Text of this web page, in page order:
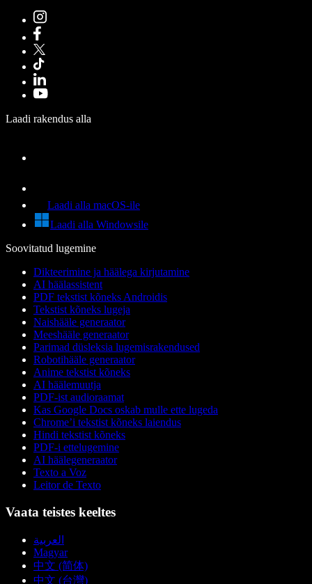
Laadi rakendus alla
Laadi alla macOS-ile
Laadi alla Windowsile
Soovitatud lugemine
Dikteerimine ja häälega kirjutamine
AI häälassistent
PDF tekstist kõneks Androidis
Tekstist kõneks lugeja
Naishääle generaator
Meeshääle generaator
Parimad düsleksia lugemisrakendused
Robotihääle generaator
Anime tekstist kõneks
AI häälemuutja
PDF-ist audioraamat
Kas Google Docs oskab mulle ette lugeda
Chrome’i tekstist kõneks laiendus
Hindi tekstist kõneks
PDF-i ettelugemine
AI häälegeneraator
Texto a Voz
Leitor de Texto
Vaata teistes keeltes
العربية
Magyar
中文 (简体)
中文 (台灣)